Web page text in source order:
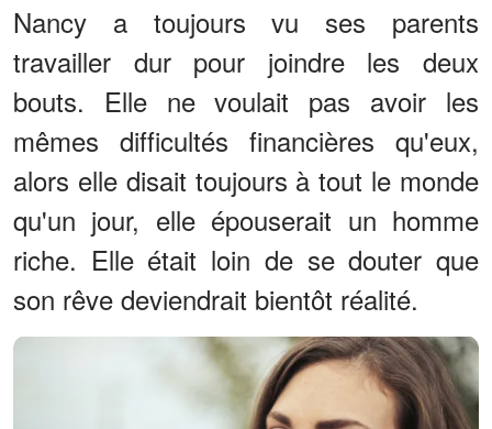
Nancy a toujours vu ses parents
travailler dur pour joindre les deux
bouts. Elle ne voulait pas avoir les
mêmes difficultés financières qu'eux,
alors elle disait toujours à tout le monde
qu'un jour, elle épouserait un homme
riche. Elle était loin de se douter que
son rêve deviendrait bientôt réalité.